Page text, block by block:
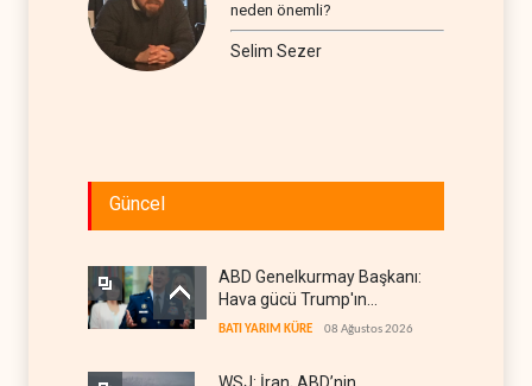
neden önemli?
Selim Sezer
Güncel
ABD Genelkurmay Başkanı:
Hava gücü Trump'ın
hedeflerine yetmez
BATI YARIM KÜRE 08 Ağustos 2026